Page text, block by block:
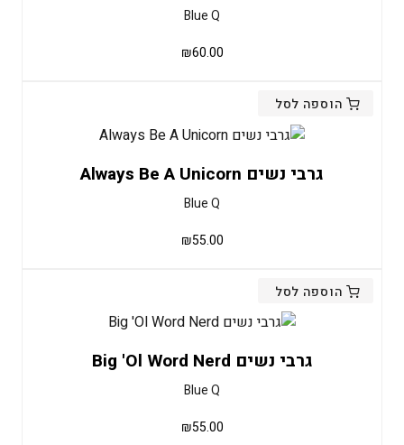
Blue Q
₪60.00
הוספה לסל
גרבי נשים Always Be A Unicorn
Blue Q
₪55.00
הוספה לסל
גרבי נשים Big 'Ol Word Nerd
Blue Q
₪55.00